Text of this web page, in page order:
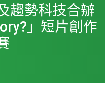
趨勢科技合辦
」短片創作